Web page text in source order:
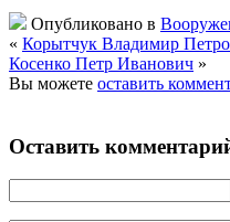
Опубликовано в
« Корытчук Владимир
Косенко Петр Иванович »
Вы можете оставить
Оставить